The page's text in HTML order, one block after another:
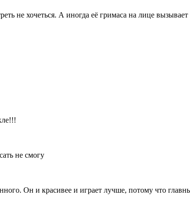
не хочеться. А иногда её гримаса на лице вызывает
не смогу
Он и красивее и играет лучше, потому что